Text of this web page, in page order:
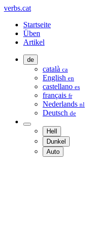
verbs.cat
Startseite
Üben
Artikel
de
català ca
English en
castellano es
français fr
Nederlands nl
Deutsch de
Hell
Dunkel
Auto